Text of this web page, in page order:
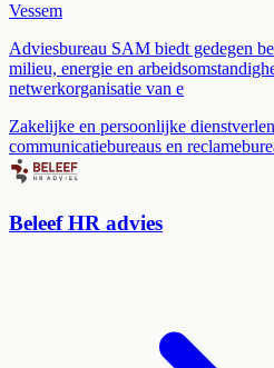
Vessem
Adviesbureau SAM biedt gedegen
milieu, energie en
netwerkorganisatie van e
Zakelijke en persoonlijke
communicatiebureaus en
Beleef HR advies